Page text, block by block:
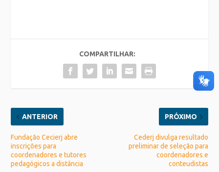
COMPARTILHAR:
ANTERIOR
Fundação Cecierj abre
inscrições para
coordenadores e tutores
pedagógicos a distância
PRÓXIMO
Cederj divulga resultado
preliminar de seleção para
coordenadores e
conteudistas